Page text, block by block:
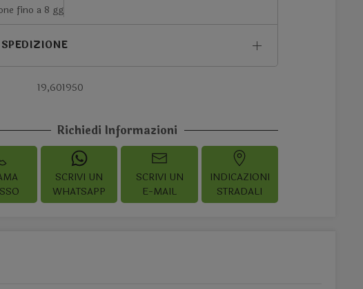
fino a 8 gg
19,601950
Richiedi Informazioni
SCRIVI UN
WHATSAPP
SCRIVI UN
E-MAIL
INDICAZIONI
STRADALI